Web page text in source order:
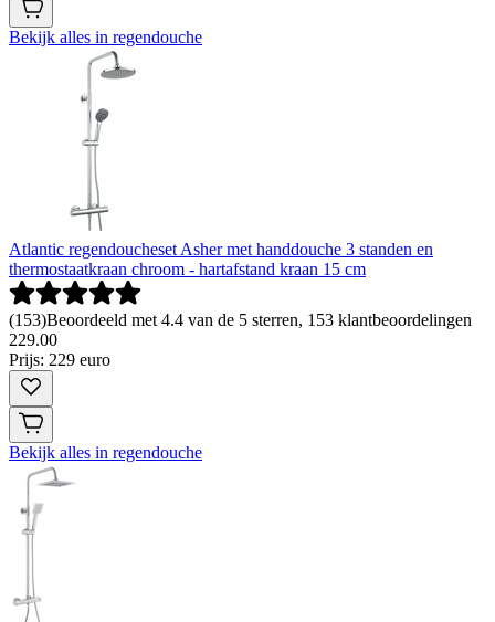
Bekijk alles in regendouche
Atlantic regendoucheset Asher met handdouche 3 standen en
thermostaatkraan chroom - hartafstand kraan 15 cm
(153)Beoordeeld met 4.4 van de 5 sterren, 153 klantbeoordelingen
229.00
Prijs: 229 euro
Bekijk alles in regendouche